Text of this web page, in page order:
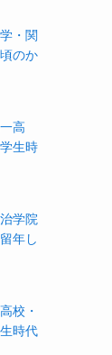
・関
のか
高
生時
学院
年し
校・
時代